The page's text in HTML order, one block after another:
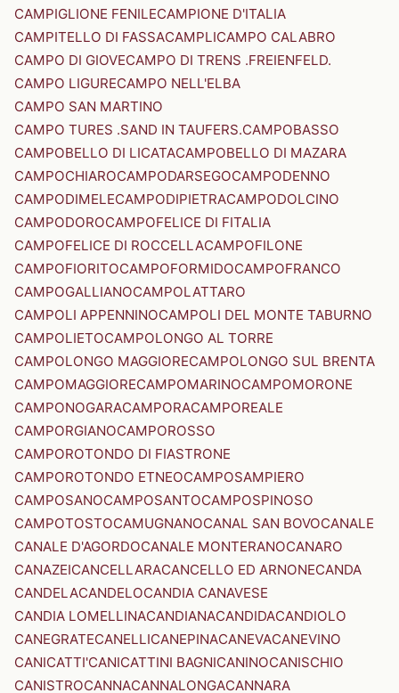
CAMPIGLIONE FENILECAMPIONE D'ITALIA
CAMPITELLO DI FASSACAMPLICAMPO CALABRO
CAMPO DI GIOVECAMPO DI TRENS .FREIENFELD.
CAMPO LIGURECAMPO NELL'ELBA
CAMPO SAN MARTINO
CAMPO TURES .SAND IN TAUFERS.CAMPOBASSO
CAMPOBELLO DI LICATACAMPOBELLO DI MAZARA
CAMPOCHIAROCAMPODARSEGOCAMPODENNO
CAMPODIMELECAMPODIPIETRACAMPODOLCINO
CAMPODOROCAMPOFELICE DI FITALIA
CAMPOFELICE DI ROCCELLACAMPOFILONE
CAMPOFIORITOCAMPOFORMIDOCAMPOFRANCO
CAMPOGALLIANOCAMPOLATTARO
CAMPOLI APPENNINOCAMPOLI DEL MONTE TABURNO
CAMPOLIETOCAMPOLONGO AL TORRE
CAMPOLONGO MAGGIORECAMPOLONGO SUL BRENTA
CAMPOMAGGIORECAMPOMARINOCAMPOMORONE
CAMPONOGARACAMPORACAMPOREALE
CAMPORGIANOCAMPOROSSO
CAMPOROTONDO DI FIASTRONE
CAMPOROTONDO ETNEOCAMPOSAMPIERO
CAMPOSANOCAMPOSANTOCAMPOSPINOSO
CAMPOTOSTOCAMUGNANOCANAL SAN BOVOCANALE
CANALE D'AGORDOCANALE MONTERANOCANARO
CANAZEICANCELLARACANCELLO ED ARNONECANDA
CANDELACANDELOCANDIA CANAVESE
CANDIA LOMELLINACANDIANACANDIDACANDIOLO
CANEGRATECANELLICANEPINACANEVACANEVINO
CANICATTI'CANICATTINI BAGNICANINOCANISCHIO
CANISTROCANNACANNALONGACANNARA